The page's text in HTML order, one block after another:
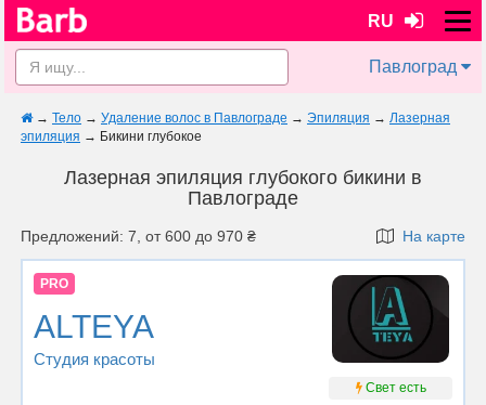
RU
Павлоград
→ Тело → Удаление волос в Павлограде → Эпиляция → Лазерная
эпиляция → Бикини глубокое
Лазерная эпиляция глубокого бикини в
Павлограде
Предложений: 7, от 600 до 970 ₴ На карте
PRO
ALTEYA
Студия красоты
Свет есть